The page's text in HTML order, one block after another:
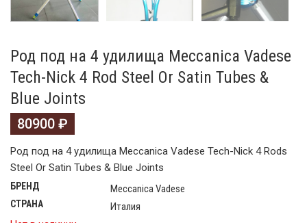
Род под на 4 удилища Meccanica Vadese
Tech-Nick 4 Rod Steel Or Satin Tubes &
Blue Joints
80900 ₽
Род под на 4 удилища Meccanica Vadese Tech-Nick 4 Rods
Steel Or Satin Tubes & Blue Joints
БРЕНД Meccanica Vadese
СТРАНА
Италия